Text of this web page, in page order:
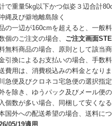
で重量5kg以下かつ似姿３辺合計
縄及び僻地離島除く
の一辺が160cmを超えると、一般
個のご注文の場合、
ご注文画面
無料商品の場合、原則として該当
引換によるお支払いの場合、手数
費用は、消費税込みの料金となり
急便及びクロネコ宅急便の選択指
を除き、ゆうパック及びメール便
個数が多い場合、同梱して安くな
国外への配送希望の場合、送料に
05/19適用